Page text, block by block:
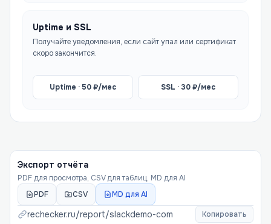
Uptime и SSL
Получайте уведомления, если сайт упал или сертификат
скоро закончится.
Uptime ·50₽/мес SSL ·30₽/мес
Экспорт отчёта
PDF для просмотра, CSV для таблиц, MD для AI
PDF
CSV MD для AI
rechecker.ru/report/slackdemo-com Копировать